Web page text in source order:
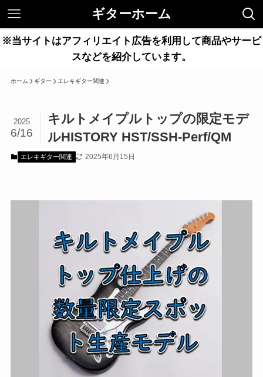
ギターホーム
※当サイトはアフィリエイト広告を利用して商品やサービ
スなどを紹介しています。
ホーム ギター エレキギター関連
キルトメイプルトップの限定モデ
ルHISTORY HST/SSH-Perf/QM
2025
6/16
エレキギター関連 2025年6月15日